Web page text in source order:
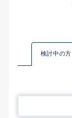
検討中の方